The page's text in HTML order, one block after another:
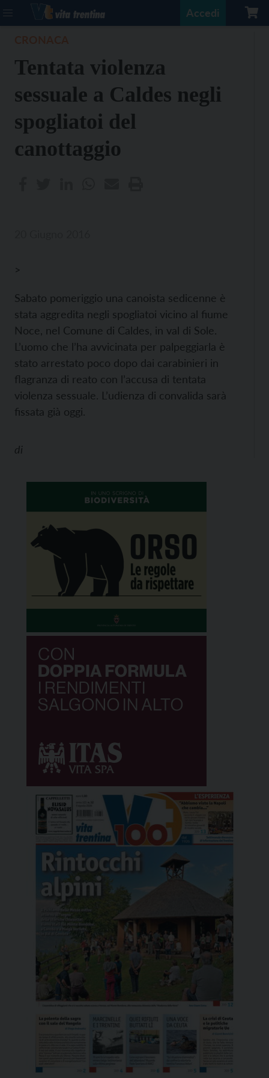
Accedi
Tentata violenza
sessuale a Caldes negli
spogliatoi del
canottaggio
>
Sabato pomeriggio una canoista sedicenne è
stata aggredita negli spogliatoi vicino al fiume
Noce, nel Comune di Caldes, in val di Sole.
L’uomo che l’ha avvicinata per palpeggiarla è
stato arrestato poco dopo dai carabinieri in
flagranza di reato con l’accusa di tentata
violenza sessuale. L’udienza di convalida sarà
fissata già oggi.
di